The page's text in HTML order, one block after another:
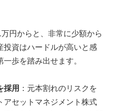
万円からと、非常に少額から
投資はハードルが高いと感
歩を踏み出せます。
採用 ：元本割れのリスクを
アセットマネジメント株式